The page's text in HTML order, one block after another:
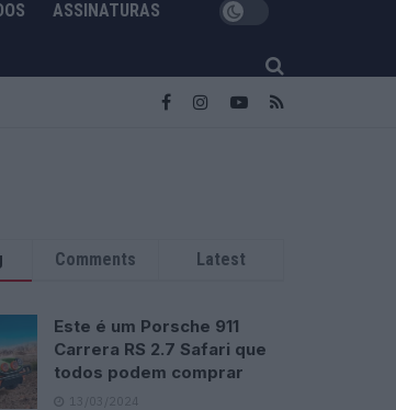
ASSINATURAS
Comments Latest
Este é um Porsche 911
Carrera RS 2.7 Safari que
todos podem comprar
13/03/2024